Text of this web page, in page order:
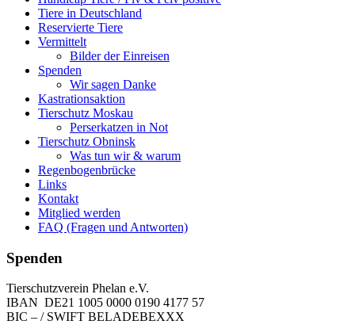
Tiere in Deutschland
Reservierte Tiere
Vermittelt
Bilder der Einreisen
Spenden
Wir sagen Danke
Kastrationsaktion
Tierschutz Moskau
Perserkatzen in Not
Tierschutz Obninsk
Was tun wir & warum
Regenbogenbrücke
Links
Kontakt
Mitglied werden
FAQ (Fragen und Antworten)
Spenden
Tierschutzverein Phelan e.V.
IBAN DE21 1005 0000 0190 4177 57
BIC – / SWIFT BELADEBEXXX